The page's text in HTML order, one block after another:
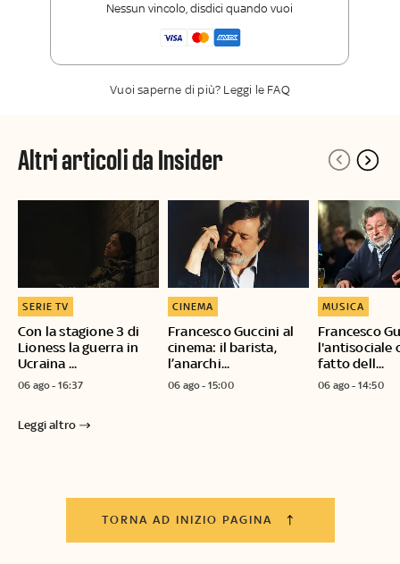
Nessun vincolo, disdici quando vuoi
Vuoi saperne di più? Leggi le FAQ
Altri articoli da Insider
Con la stagione 3 di
Lioness la guerra in
Ucraina ...
SERIE TV
06 ago - 16:37
Francesco Guccini al
cinema: il barista,
l’anarchi...
CINEMA
06 ago - 15:00
Francesco
l'antisociale
fatto dell...
MUSICA
06 ago - 14:50
Leggi altro
TORNA AD INIZIO PAGINA